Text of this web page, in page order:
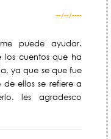
--/--/----
puede ayudar.
los cuentos que ha
ya que se que fue
ellos se refiere a
les agradesco